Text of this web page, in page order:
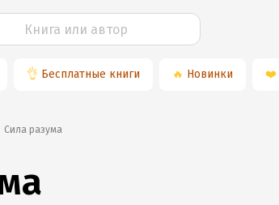
👌 Бесплатные книги 🔥 Новинки ❤️
сила разума